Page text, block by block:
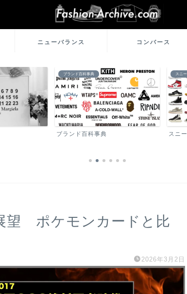
ニューバランス コンバース
スニーカー
スニーカー
カード
カード
望 ポケモンカードと比
2026年3月2日